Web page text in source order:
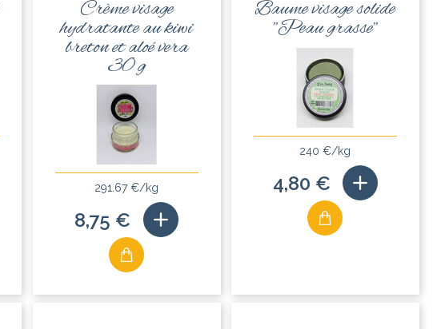
Crème visage
hydratante au kiwi
breton et aloé vera
30 g
291.67 €/kg
8,75 €
Baume visage solide
"Peau grasse"
240 €/kg
4,80 €